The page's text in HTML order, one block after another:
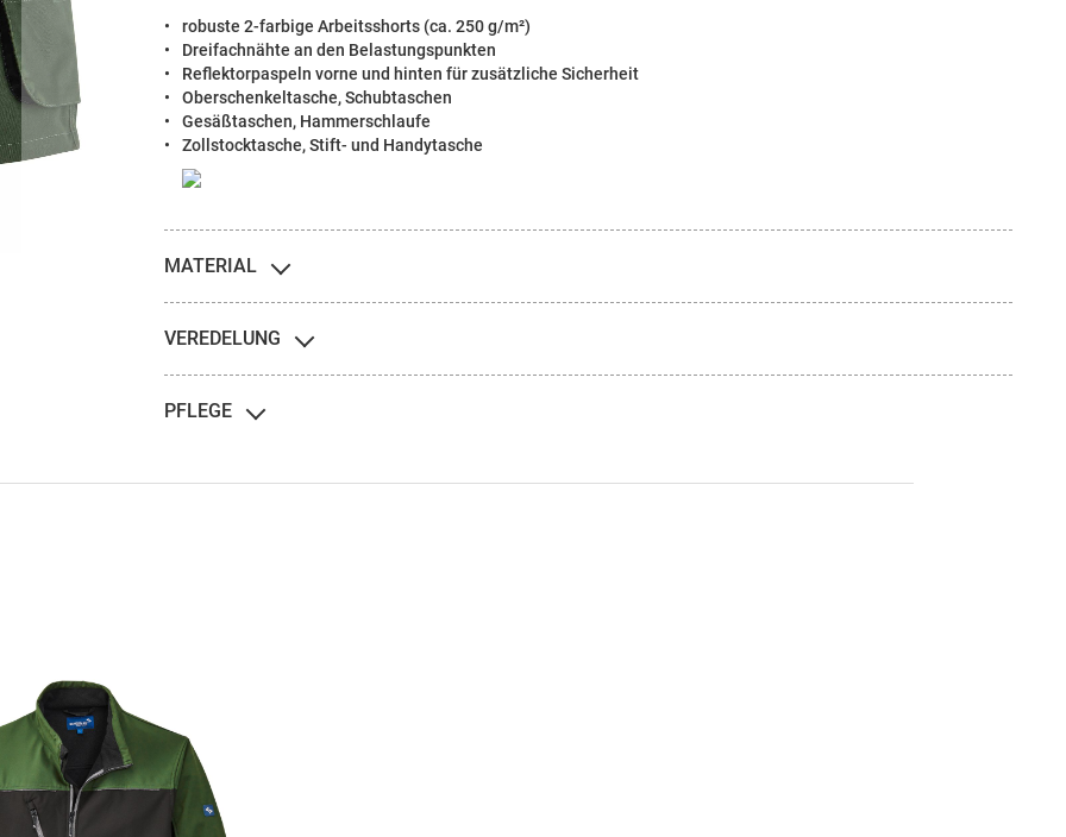
robuste 2-farbige Arbeitsshorts (ca. 250 g/m²)
Dreifachnähte an den Belastungspunkten
Reflektorpaspeln vorne und hinten für zusätzliche Sicherheit
Oberschenkeltasche, Schubtaschen
Gesäßtaschen, Hammerschlaufe
Zollstocktasche, Stift- und Handytasche
MATERIAL
VEREDELUNG
PFLEGE